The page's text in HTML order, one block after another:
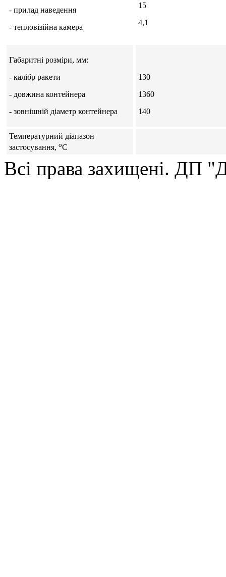
- прилад наведення
- тепловізійна камера
15
4,1
Габаритні розміри, мм:
- калібр ракети
- довжина контейнера
- зовнішній діаметр контейнера
130
1360
140
Температурний діапазон
застосування, oC
Всі права захищені.